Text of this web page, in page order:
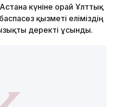
күніне орай Ұлттық
қызметі еліміздің
деректі ұсынды.